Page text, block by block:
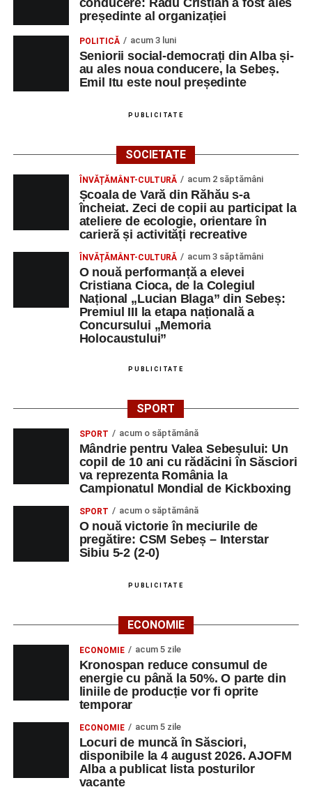
președinte al organizației
POLITICĂ acum 3 luni
Seniorii social-democrați din Alba și-
au ales noua conducere, la Sebeș.
Emil Itu este noul președinte
PUBLICITATE
SOCIETATE
ÎNVĂȚĂMÂNT-CULTURĂ acum 2 săptămâni
Școala de Vară din Răhău s-a
încheiat. Zeci de copii au participat la
ateliere de ecologie, orientare în
carieră și activități recreative
ÎNVĂȚĂMÂNT-CULTURĂ acum 3 săptămâni
O nouă performanță a elevei
Cristiana Cioca, de la Colegiul
Național „Lucian Blaga” din Sebeș:
Premiul III la etapa națională a
Concursului „Memoria
Holocaustului”
PUBLICITATE
SPORT
SPORT acum o săptămână
Mândrie pentru Valea Sebeșului: Un
copil de 10 ani cu rădăcini în Săsciori
va reprezenta România la
Campionatul Mondial de Kickboxing
SPORT acum o săptămână
O nouă victorie în meciurile de
pregătire: CSM Sebeș – Interstar
Sibiu 5-2 (2-0)
PUBLICITATE
ECONOMIE
ECONOMIE acum 5 zile
Kronospan reduce consumul de
energie cu până la 50%. O parte din
liniile de producție vor fi oprite
temporar
ECONOMIE acum 5 zile
Locuri de muncă în Săsciori,
disponibile la 4 august 2026. AJOFM
Alba a publicat lista posturilor
vacante